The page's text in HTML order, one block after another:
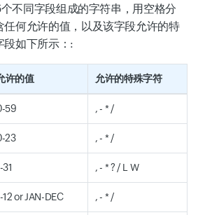
不同字段组成的字符串，用空格分
任何允许的值，以及该字段允许的特
段如下所示：:
许的值 允许的特殊字符
59 , - * /
23 , - * /
31 , - * ? / L W
12 or JAN-DEC , - * /